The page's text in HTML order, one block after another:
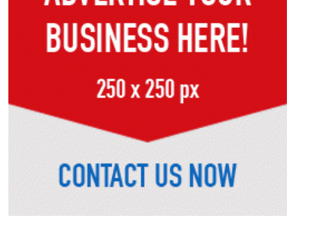
বিএনপির সভায় আওয়ামী লীগ
নেতার ফুলেল শুভেচ্ছা, কয়েক লাখ
টাকার লেনদেনের অভিযোগ
জাদুঘরে ভিড়, শেষ ৯০০ টিকিট
আবারও বিক্ষোভে উত্তাল ভারতের
ঝাড়খণ্ড, চলছে ৯ দিন ধরে